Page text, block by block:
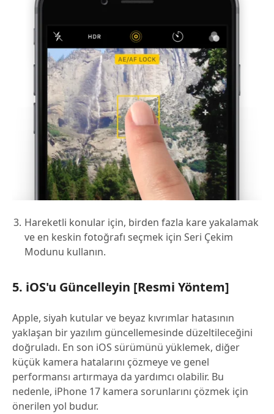
Hareketli konular için, birden fazla kare yakalamak
ve en keskin fotoğrafı seçmek için Seri Çekim
Modunu kullanın.
5. iOS'u Güncelleyin [Resmi Yöntem]
Apple, siyah kutular ve beyaz kıvrımlar hatasının
yaklaşan bir yazılım güncellemesinde düzeltileceğini
doğruladı. En son iOS sürümünü yüklemek, diğer
küçük kamera hatalarını çözmeye ve genel
performansı artırmaya da yardımcı olabilir. Bu
nedenle, iPhone 17 kamera sorunlarını çözmek için
önerilen yol budur.